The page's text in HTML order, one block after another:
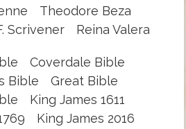
Theodore Beza
Scrivener Reina Valera
Coverdale Bible
Bible
Great Bible
King James 1611
King James 2016